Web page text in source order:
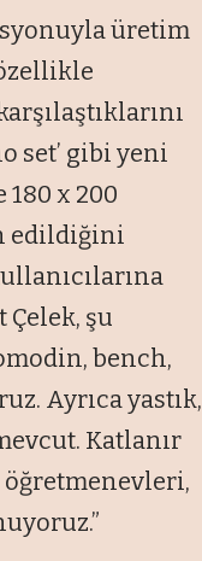
üretim
set’ gibi yeni
x 200
edildiğini
şu
bench,
Ayrıca yastık,
Katlanır